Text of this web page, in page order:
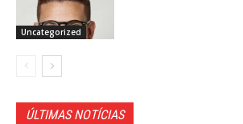
Uncategorized
ÚLTIMAS NOTÍCIAS